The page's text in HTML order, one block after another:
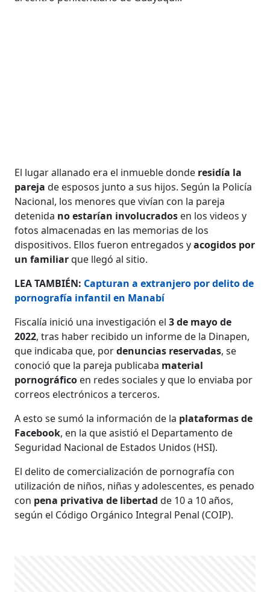
El lugar allanado era el inmueble donde residía la
pareja de esposos junto a sus hijos. Según la Policía
Nacional, los menores que vivían con la pareja
detenida no estarían involucrados en los videos y
fotos almacenadas en las memorias de los
dispositivos. Ellos fueron entregados yacogidos por
un familiarque llegó al sitio.
LEA TAMBIÉN: Capturan a extranjero por delito de
pornografía infantil en Manabí
Fiscalía inició una investigación el3 de mayo de
2022, tras haber recibido un informe de la Dinapen,
que indicaba que, pordenuncias reservadas, se
conoció que la pareja publicaba material
pornográfico en redes sociales y que lo enviaba por
correos electrónicos a terceros.
A esto se sumó la información de la plataformas de
Facebook, en la que asistió el Departamento de
Seguridad Nacional de Estados Unidos (HSI).
El delito de comercialización de pornografía con
utilización de niños, niñas y adolescentes, es penado
con pena privativa de libertad de 10 a 10 años,
según el Código Orgánico Integral Penal (COIP).